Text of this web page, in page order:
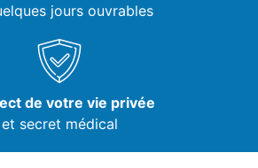
jours ouvrables
de votre vie privée
et secret médical